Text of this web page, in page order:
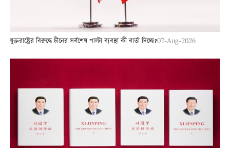
যুক্তরাষ্ট্রের বিরুদ্ধে চীনের সর্বশেষ পাল্টা ব্যবস্থা কী বার্তা দিচ্ছে?07-Aug-2026